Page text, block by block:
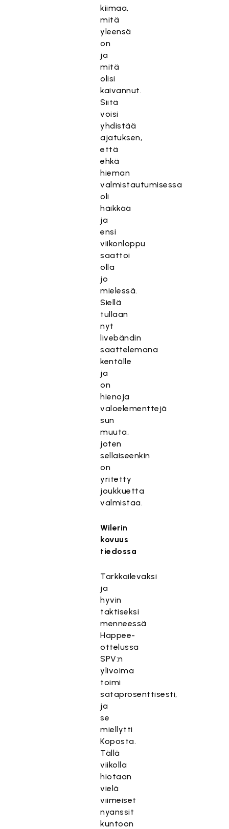
kiimaa,
mitä
yleensä
on
ja
mitä
olisi
kaivannut.
Siitä
voisi
yhdistää
ajatuksen,
että
ehkä
hieman
valmistautumisessa
oli
häikkää
ja
ensi
viikonloppu
saattoi
olla
jo
mielessä.
Siellä
tullaan
nyt
livebändin
saattelemana
kentälle
ja
on
hienoja
valoelementtejä
sun
muuta,
joten
sellaiseenkin
on
yritetty
joukkuetta
valmistaa.
Wilerin
kovuus
tiedossa
Tarkkailevaksi
ja
hyvin
taktiseksi
menneessä
Happee-
ottelussa
SPV:n
ylivoima
toimi
sataprosenttisesti,
ja
se
miellytti
Koposta.
Tällä
viikolla
hiotaan
vielä
viimeiset
nyanssit
kuntoon